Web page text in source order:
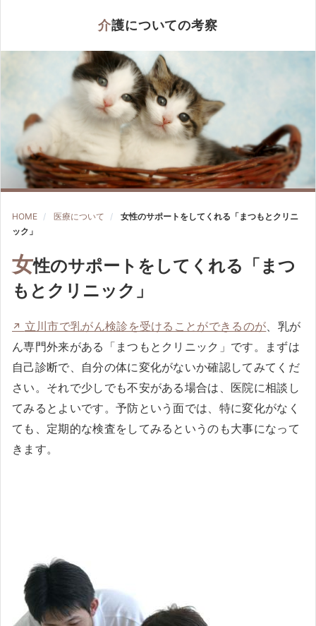
介護についての考察
HOME 医療について
女性のサポートをしてくれる「まつもとクリニ
ック」
女性のサポートをしてくれる「まつ
もとクリニック」
立川市で乳がん検診を受けることができるのが、乳が
ん専門外来がある「まつもとクリニック」です。まずは
自己診断で、自分の体に変化がないか確認してみてくだ
さい。それで少しでも不安がある場合は、医院に相談し
てみるとよいです。予防という面では、特に変化がなく
ても、定期的な検査をしてみるというのも大事になって
きます。